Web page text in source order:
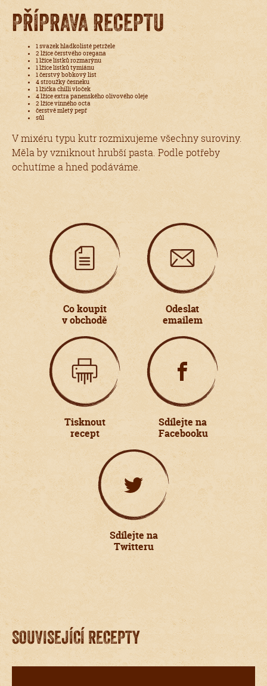
PŘÍPRAVA RECEPTU
1 svazek hladkolisté petržele
2 lžíce čerstvého oregana
1 lžíce lístků rozmarýnu
1 lžíce lístků tymiánu
1 čerstvý bobkový list
4 stroužky česneku
1 lžička chilli vloček
4 lžíce extra panenského olivového oleje
2 lžíce vinného octa
čerstvě mletý pepř
sůl
V mixéru typu kutr rozmixujeme všechny suroviny.
Měla by vzniknout hrubší pasta. Podle potřeby
ochutíme a hned podáváme.
Co koupit
v obchodě
Odeslat
emailem
Tisknout
recept
Sdílejte na
Facebooku
Sdílejte na
Twitteru
SOUVISEJÍCÍ RECEPTY